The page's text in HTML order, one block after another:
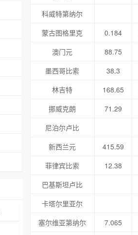
科威特第纳尔
蒙古图格里克
0.184
澳门元
88.75
墨西哥比索
38.3
林吉特
168.65
挪威克朗
71.29
尼泊尔卢比
新西兰元
415.59
菲律宾比索
12.38
巴基斯坦卢比
卡塔尔里亚尔
塞尔维亚第纳尔
7.065